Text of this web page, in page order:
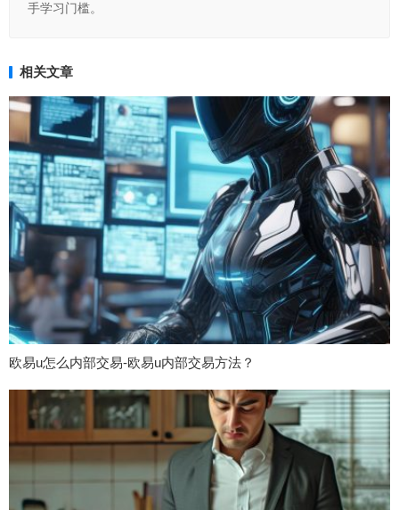
手学习门槛。
相关文章
欧易u怎么内部交易-欧易u内部交易方法？